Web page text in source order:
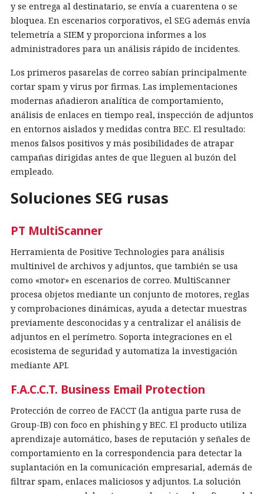
y se entrega al destinatario, se envía a cuarentena o se
bloquea. En escenarios corporativos, el SEG además envía
telemetría a SIEM y proporciona informes a los
administradores para un análisis rápido de incidentes.
Los primeros pasarelas de correo sabían principalmente
cortar spam y virus por firmas. Las implementaciones
modernas añadieron analítica de comportamiento,
análisis de enlaces en tiempo real, inspección de adjuntos
en entornos aislados y medidas contra BEC. El resultado:
menos falsos positivos y más posibilidades de atrapar
campañas dirigidas antes de que lleguen al buzón del
empleado.
Soluciones SEG rusas
PT MultiScanner
Herramienta de Positive Technologies para análisis
multinivel de archivos y adjuntos, que también se usa
como «motor» en escenarios de correo. MultiScanner
procesa objetos mediante un conjunto de motores, reglas
y comprobaciones dinámicas, ayuda a detectar muestras
previamente desconocidas y a centralizar el análisis de
adjuntos en el perímetro. Soporta integraciones en el
ecosistema de seguridad y automatiza la investigación
mediante API.
F.A.C.C.T. Business Email Protection
Protección de correo de FACCT (la antigua parte rusa de
Group-IB) con foco en phishing y BEC. El producto utiliza
aprendizaje automático, bases de reputación y señales de
comportamiento en la correspondencia para detectar la
suplantación en la comunicación empresarial, además de
filtrar spam, enlaces maliciosos y adjuntos. La solución